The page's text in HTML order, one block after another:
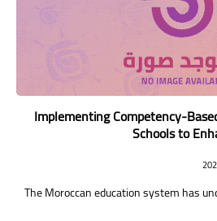
وثائق تربوية
الشؤون الاجتماعية لأسرة
التعليم
Implementing Competency-
Schools to
The Moroccan education system has